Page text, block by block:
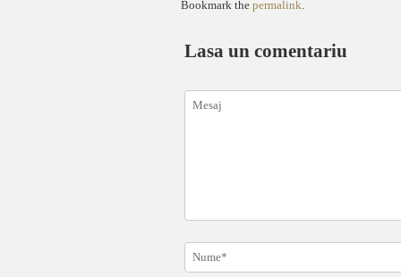
Bookmark the permalink
Lasa un comentariu